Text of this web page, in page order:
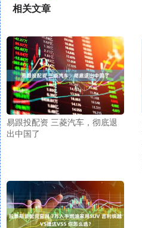
相关文章
易跟投配资 三菱汽车，彻底退
出中国了